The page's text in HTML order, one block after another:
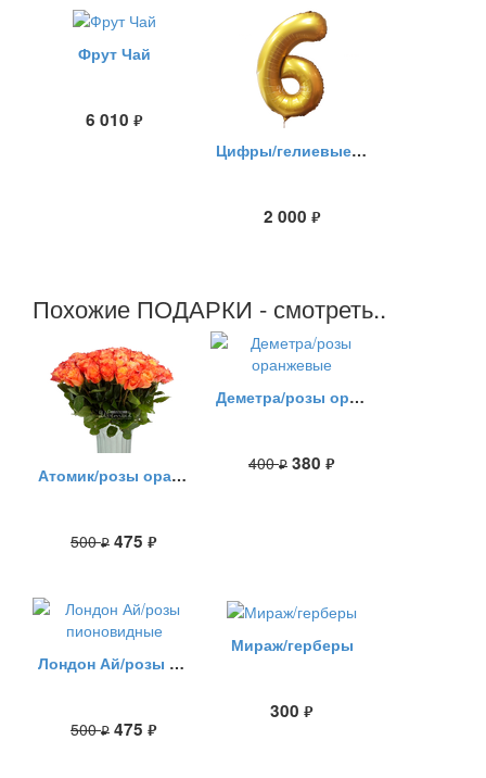
Фрут Чай
6 010 руб.
Цифры/гелиевые шары
2 000 руб.
Похожие ПОДАРКИ - смотреть..
Атомик/розы оранжевые
500руб. 475 руб.
Деметра/розы оранжевые
400руб. 380 руб.
Лондон Ай/розы пионовидные
500руб. 475 руб.
Мираж/герберы
300 руб.